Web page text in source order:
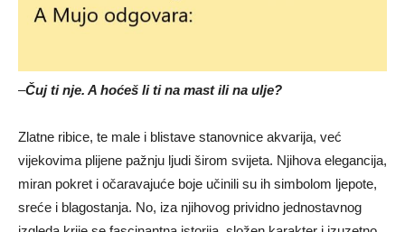
–Čuj ti nje. A hoćeš li ti na mast ili na ulje?
Zlatne ribice, te male i blistave stanovnice akvarija, već
vijekovima plijene pažnju ljudi širom svijeta. Njihova elegancija,
miran pokret i očaravajuće boje učinili su ih simbolom ljepote,
sreće i blagostanja. No, iza njihovog prividno jednostavnog